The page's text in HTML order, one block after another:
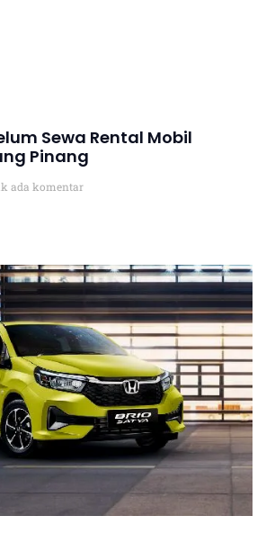
Sewa Rental Mobil
Pinang
ada komentar